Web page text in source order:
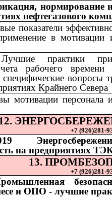
нормирование
нефтегазового
показатели
в мотивации
Лучшие практики
рабочего
специфические вопросы
Крайнего Севера
мотивации персонала
+7 (926)281-
на предприятиях
13.
+7 (926)281-
и ОПО - лучшие